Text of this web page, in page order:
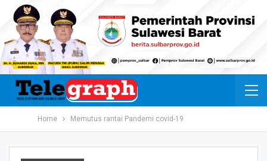
Home Memutus rantai Pandemi covid-19